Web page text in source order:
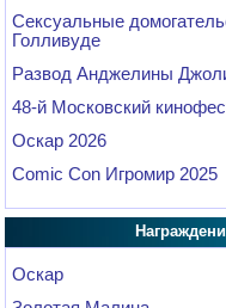
Сексуальные
Голливуде
Развод Анджелины
48-й Московский
Оскар 2026
Comic Con Игромир 2025
Оскар